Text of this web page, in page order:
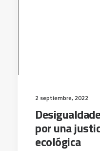
2 septiembre, 2022
por una
ecológica